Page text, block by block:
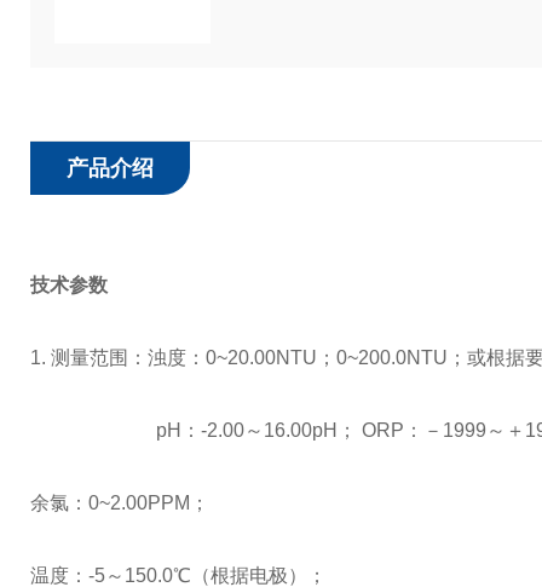
产品介绍
技术参数
1. 测量范围：浊度： 0~20.00NTU ； 0~200.0NTU ；或根据
pH ： -2.00～ 16.00pH ； ORP ：－ 1999 ～＋
余氯： 0~2.00PPM ；
温度： -5～ 150.0℃ （根据电极）；